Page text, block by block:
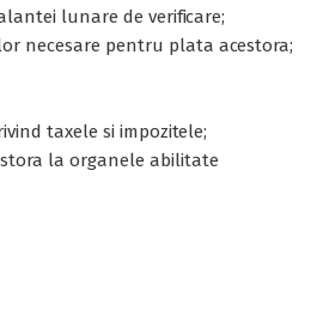
lunare de verificare;
necesare pentru plata acestora;
taxele si impozitele;
la organele abilitate